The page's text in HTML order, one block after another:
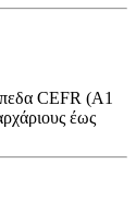
CEFR (A1
έως